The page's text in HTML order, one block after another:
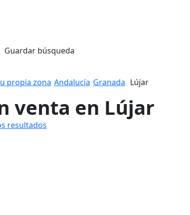
Guardar búsqueda
propia zona Andalucía Granada Lújar
venta en Lújar
resultados